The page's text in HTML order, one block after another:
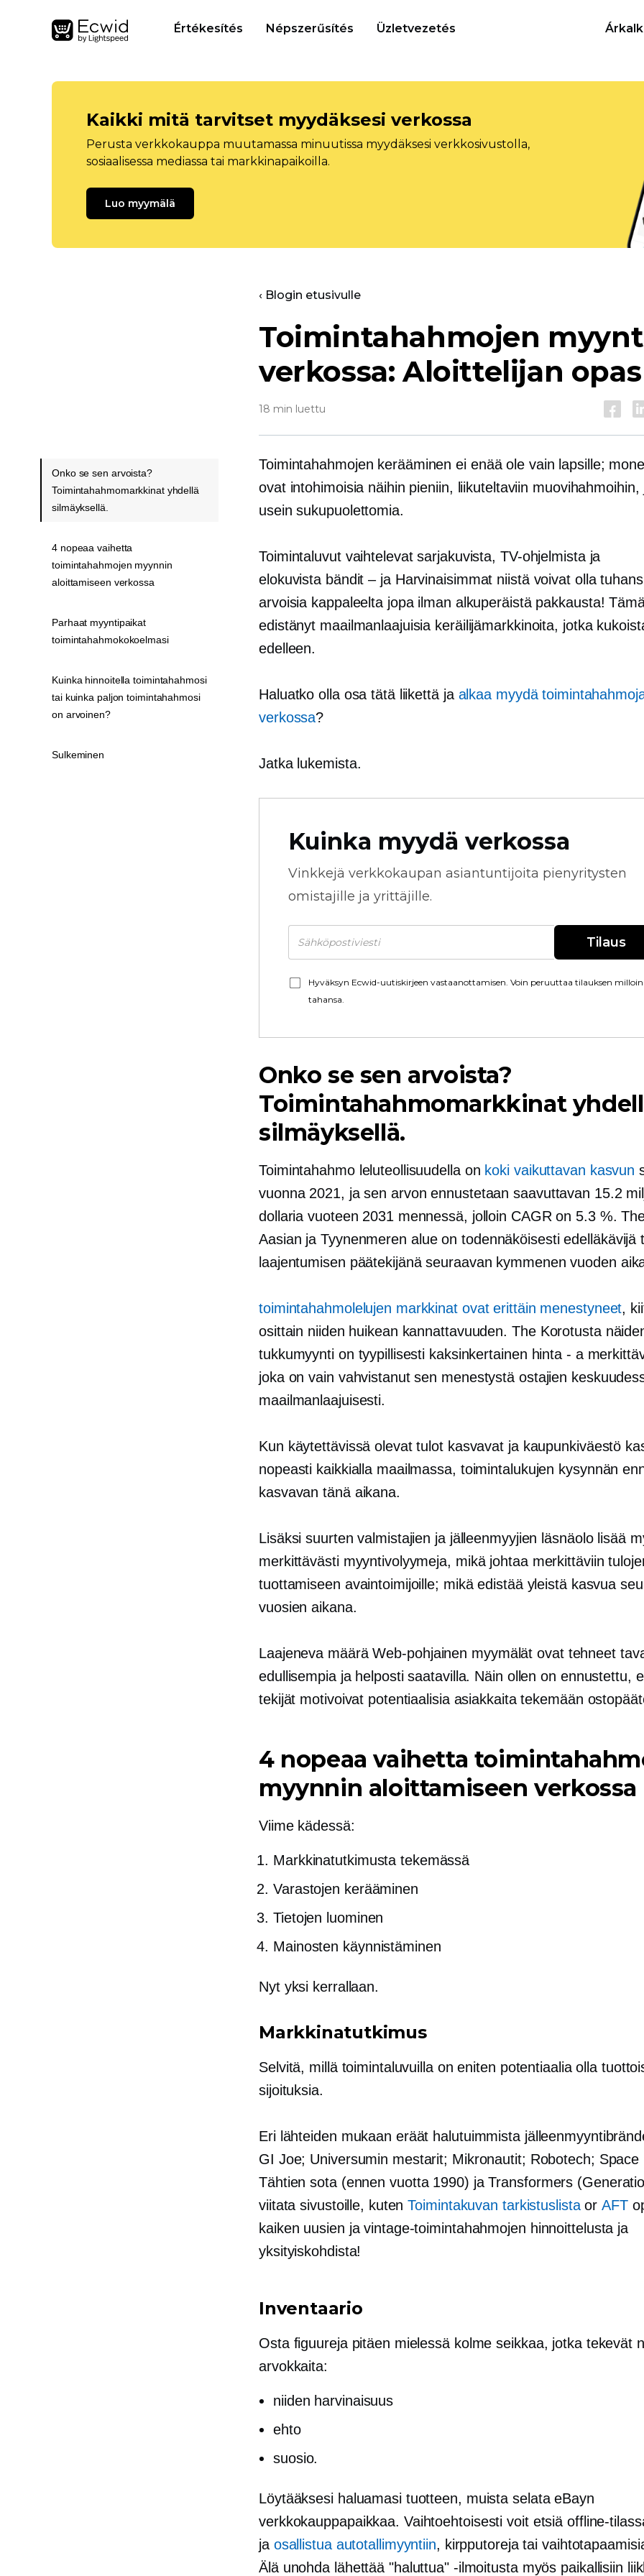
Értékesítés Népszerűsítés Üzletvezetés
Kaikki mitä tarvitset myydäksesi verkossa
Perusta verkkokauppa muutamassa minuutissa myydäksesi verkkosivustolla,
sosiaalisessa mediassa tai markkinapaikoilla.
Luo myymälä
‹ Blogin etusivulle
Toimintahahmojen
verkossa: Aloittelijan opas
18 min luettu
Toimintahahmojen kerääminen ei enää ole vain lapsille;
ovat intohimoisia näihin pieniin, liikuteltaviin
usein sukupuolettomia.
Toimintaluvut vaihtelevat sarjakuvista, TV-ohjelmista ja
elokuvista bändit – jaHarvinaisimmat niistä voivat olla
arvoisia kappaleelta jopa ilman alkuperäistä pakkausta!
edistänyt maailmanlaajuisia keräilijämarkkinoita, jotka
edelleen.
Haluatko olla osa tätä liikettä ja alkaa myydä
verkossa?
Jatka lukemista.
Kuinka myydä verkossa
Vinkkejä verkkokaupan asiantuntijoita pienyritysten
omistajille ja yrittäjille.
Tilaus
Hyväksyn Ecwid-uutiskirjeen vastaanottamisen. Voin peruuttaa tilauksen milloin
tahansa.
Onko se sen arvoista?
Toimintahahmomarkkinat
silmäyksellä.
Toimintahahmo leluteollisuudella on koki vaikuttavan kasvun
vuonna 2021, ja sen arvon ennustetaan saavuttavan 15.2
dollaria vuoteen 2031 mennessä, jolloin CAGR on 5.3 %.
Aasian ja Tyynenmeren alue on todennäköisesti edelläkävijä
laajentumisen päätekijänä seuraavan kymmenen vuoden
toimintahahmolelujen markkinat ovat erittäin menestyneet,
osittain niiden huikean kannattavuuden. The Korotusta
tukkumyynti on tyypillisesti kaksinkertainen hinta - a
joka on vain vahvistanut sen menestystä ostajien
maailmanlaajuisesti.
Kun käytettävissä olevat tulot kasvavat ja kaupunkiväestö
nopeasti kaikkialla maailmassa, toimintalukujen kysynnän
kasvavan tänä aikana.
Lisäksi suurten valmistajien ja jälleenmyyjien läsnäolo lisää
merkittävästi myyntivolyymeja, mikä johtaa merkittäviin
tuottamiseen avaintoimijoille; mikä edistää yleistä kasvua
vuosien aikana.
Laajeneva määräWeb-pohjainen myymälät ovat tehneet
edullisempia ja helposti saatavilla. Näin ollen on ennustettu,
tekijät motivoivat potentiaalisia asiakkaita tekemään
4 nopeaa vaihetta
myynnin aloittamiseen verkossa
Viime kädessä:
Markkinatutkimusta tekemässä
Varastojen kerääminen
Tietojen luominen
Mainosten käynnistäminen
Nyt yksi kerrallaan.
Markkinatutkimus
Selvitä, millä toimintaluvuilla on eniten potentiaalia olla
sijoituksia.
Eri lähteiden mukaan eräät halutuimmista
GI Joe; Universumin mestarit; Mikronautit; Robotech; Space
Tähtien sota (ennen vuotta 1990) ja Transformers
viitata sivustoille, kutenToimintakuvan tarkistuslistaorAFT
kaiken uusien ja vintage-toimintahahmojen hinnoittelusta ja
yksityiskohdista!
Inventaario
Osta figuureja pitäen mielessä kolme seikkaa, jotka tekevät
arvokkaita:
niiden harvinaisuus
ehto
suosio.
Löytääksesi haluamasi tuotteen, muista selata eBayn
verkkokauppapaikkaa. Vaihtoehtoisesti voit etsiä offline-
ja osallistua autotallimyyntiin, kirpputoreja tai
Älä unohda lähettää "haluttua" -ilmoitusta myös paikallisiin
Onko se sen arvoista?
Toimintahahmomarkkinat yhdellä
silmäyksellä.
4 nopeaa vaihetta
toimintahahmojen myynnin
aloittamiseen verkossa
Parhaat myyntipaikat
toimintahahmokokoelmasi
Kuinka hinnoitella toimintahahmosi
tai kuinka paljon toimintahahmosi
on arvoinen?
Sulkeminen